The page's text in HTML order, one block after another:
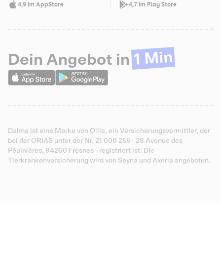
4,9 im AppStore 4,7 im Play Store
Dein Angebot in 1 Min
Dalma ist eine Marke von Ollie, ein Versicherungsvermittler, der
bei der ORIAS unter der Nr. 21 000 255 - 28 Avenue des
Pépinières, 94260 Fresnes - registriert ist. Die
Tierkrankenversicherung wird von Seyna und Axeria angeboten.